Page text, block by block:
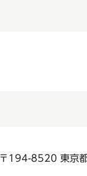
〒194-8520 東京